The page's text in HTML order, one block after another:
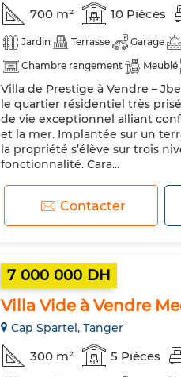
700 m² 10 Pièces
Jardin Terrasse Garage
Chambre rangement
Meublé
Antenne parabolique
Porte blindée
Cuisine équipée
Villa de Prestige à Vendre –
le quartier résidentiel très
de vie exceptionnel alliant
et la mer. Implantée sur un
la propriété s’élève sur trois
fonctionnalité. Cara...
Contacter
7 000 000 DH
Villa Vide à Vendre
Cap Spartel, Tanger
300 m² 5 Pièces